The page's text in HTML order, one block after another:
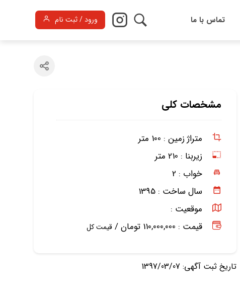
تماس با ما ورود / ثبت نام
مشخصات کلی
متراژ زمین : 100 متر
زیربنا : 210 متر
خواب : 2
سال ساخت : 1395
موقعیت :
قیمت : 110,000,000 تومان /
قیمت کل
تاریخ ثبت آگهی: 1397/03/07